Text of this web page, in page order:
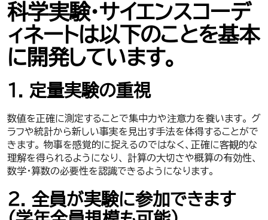
科学実験・サイエンスコーデ
ィネートは以下のことを基本
に開発しています。
１. 定量実験の重視
数値を正確に測定することで集中力や注意力を養います。 グ
ラフや統計から新しい事実を見出す手法を体得することがで
きます。 物事を感覚的に捉えるのではなく、正確に客観的な
理解を得られるようになり、 計算の大切さや概算の有効性、
数学・算数の必要性を認識できるようになります。
２. 全員が実験に参加できます